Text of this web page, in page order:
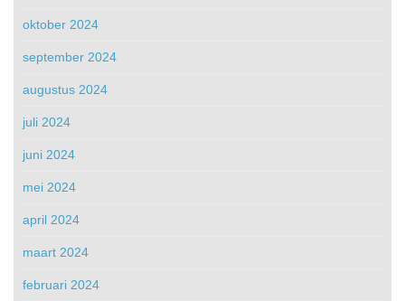
oktober 2024
september 2024
augustus 2024
juli 2024
juni 2024
mei 2024
april 2024
maart 2024
februari 2024